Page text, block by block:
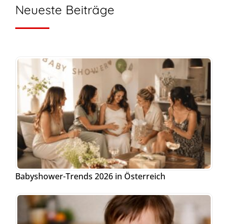
Neueste Beiträge
Babyshower-Trends 2026 in Österreich